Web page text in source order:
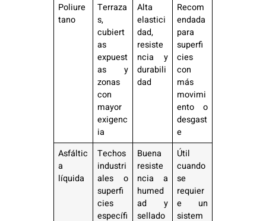
Poliure
tano
Terraza
s,
cubiert
as
expuest
as y
zonas
con
mayor
exigenc
ia
Alta
elastici
dad,
resiste
ncia y
durabili
dad
Recom
endada
para
superfi
cies
con
más
movimi
ento o
desgast
e
Asfáltic
a
líquida
Techos
industri
ales o
superfi
cies
específi
Buena
resiste
ncia a
humed
ad y
sellado
Útil
cuando
se
requier
e un
sistem